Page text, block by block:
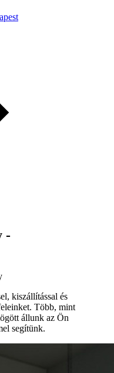
-
kiszállítással és
Több, mint
állunk az Ön
segítünk.